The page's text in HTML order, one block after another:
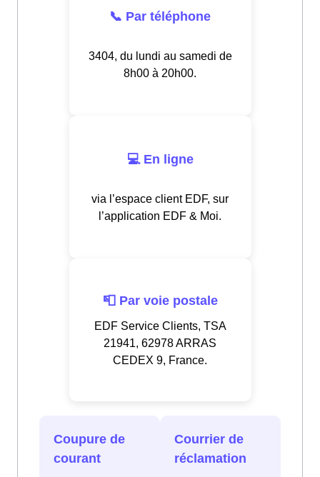
📞 Par téléphone
3404, du lundi au samedi de
8h00 à 20h00.
💻 En ligne
via l’espace client EDF, sur
l’application EDF & Moi.
📮 Par voie postale
EDF Service Clients, TSA
21941, 62978 ARRAS
CEDEX 9, France.
Coupure de
courant
Courrier de
réclamation